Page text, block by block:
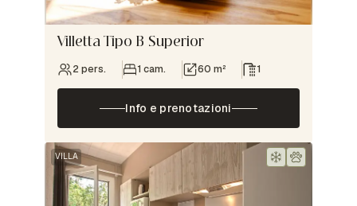
Villetta Tipo B Superior
2 pers. 1 cam. 60 m² 1
Info e prenotazioni
VILLA